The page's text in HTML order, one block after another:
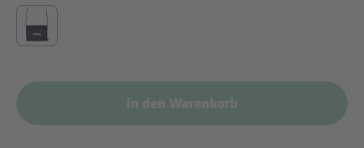
In den Warenkorb